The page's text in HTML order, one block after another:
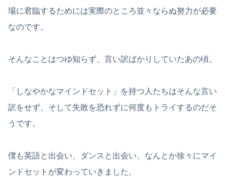
場に君臨するためには実際のところ並々ならぬ努力が必要
なのです。
そんなことはつゆ知らず、言い訳ばかりしていたあの頃。
「しなやかなマインドセット」を持つ人たちはそんな言い
訳をせず、そして失敗を恐れずに何度もトライするのだそ
うです。
僕も英語と出会い、ダンスと出会い、なんとか徐々にマイ
ンドセットが変わっていきました。